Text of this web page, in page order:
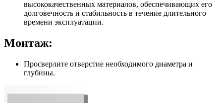
высококачественных материалов, обеспечивающих его
долговечность и стабильность в течение длительного
времени эксплуатации.
Монтаж:
Просверлите отверстие необходимого диаметра и
глубины.